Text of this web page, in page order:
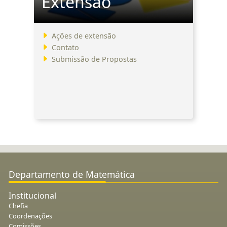
Ações de extensão
Contato
Submissão de Propostas
Departamento de Matemática
Institucional
Chefia
Coordenações